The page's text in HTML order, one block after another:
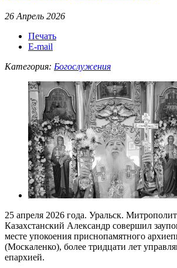
26 Апрель 2026
Печать
E-mail
Категория: Богослужения
25 апреля 2026 года. Уральск.
Казахстанский Александр совершил
месте упокоения приснопамятного
(Москаленко), более тридцати лет
епархией.